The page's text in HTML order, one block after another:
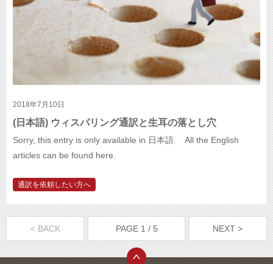
2018年7月10日
(日本語) ウィスパリング通訳と生耳の落とし穴
Sorry, this entry is only available in 日本語. All the English
articles can be found here.
通訳を依頼したい方へ
< BACK PAGE 1 / 5 NEXT >